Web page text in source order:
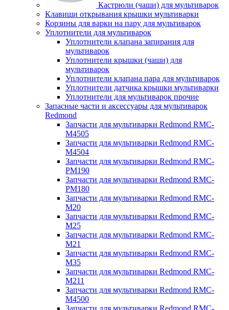
Кастрюли (чаши) для мультиварок
Клавиши открывания крышки мультиварки
Корзины для варки на пару для мультиварок
Уплотнители для мультиварок
Уплотнители клапана запирания для
мультиварок
Уплотнители крышки (чаши) для
мультиварок
Уплотнители клапана пара для мультиварок
Уплотнители датчика крышки мультиварки
Уплотнители для мультиварок прочие
Запасные части и аксессуары для мультиварок
Redmond
Запчасти для мультиварки Redmond RMC-
M4505
Запчасти для мультиварки Redmond RMC-
M4504
Запчасти для мультиварки Redmond RMC-
PM190
Запчасти для мультиварки Redmond RMC-
PM180
Запчасти для мультиварки Redmond RMC-
M20
Запчасти для мультиварки Redmond RMC-
M25
Запчасти для мультиварки Redmond RMC-
M21
Запчасти для мультиварки Redmond RMC-
M35
Запчасти для мультиварки Redmond RMC-
M211
Запчасти для мультиварки Redmond RMC-
M4500
Запчасти для мультиварки Redmond RMC-